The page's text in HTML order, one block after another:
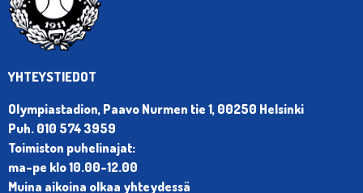
YHTEYSTIEDOT
Olympiastadion, Paavo Nurmen tie 1, 00250 Helsinki
Puh. 010 574 3959
Toimiston puhelinajat:
ma-pe klo 10.00-12.00
Muina aikoina olkaa yhteydessä